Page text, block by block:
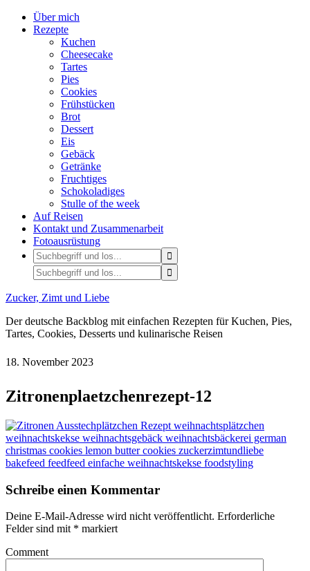
Über mich
Rezepte
Kuchen
Cheesecake
Tartes
Pies
Cookies
Frühstücken
Brot
Dessert
Eis
Gebäck
Getränke
Fruchtiges
Schokoladiges
Stulle of the week
Auf Reisen
Kontakt und Zusammenarbeit
Fotoausrüstung
Zucker, Zimt und Liebe
Der deutsche Backblog mit einfachen Rezepten für Kuchen, Pies,
Tartes, Cookies, Desserts und kulinarische Reisen
18. November 2023
Zitronenplaetzchenrezept-12
Schreibe einen Kommentar
Deine E-Mail-Adresse wird nicht veröffentlicht. Erforderliche
Felder sind mit * markiert
Comment